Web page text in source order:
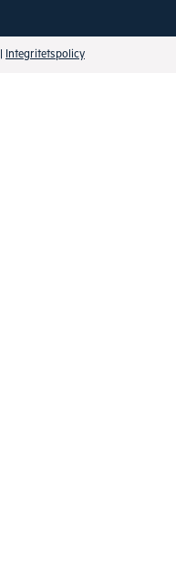
Integritetspolicy